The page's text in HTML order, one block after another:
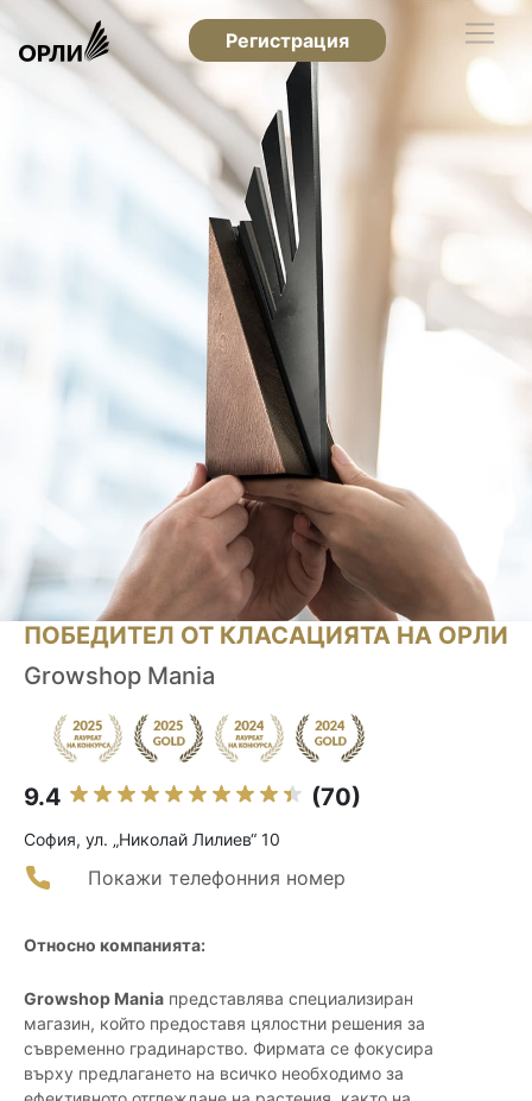
Регистрация
ПОБЕДИТЕЛ ОТ КЛАСАЦИЯТА НА ОРЛИ
Growshop Mania
9.4 (70)
София, ул. „Николай Лилиев“ 10
Покажи телефонния номер
Относно компанията:
Growshop Mania представлява специализиран
магазин, който предоставя цялостни решения за
съвременно градинарство. Фирмата се фокусира
върху предлагането на всичко необходимо за